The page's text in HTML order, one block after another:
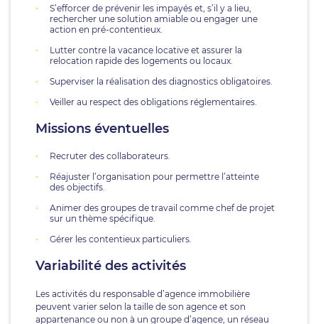
S’efforcer de prévenir les impayés et, s’il y a lieu,
rechercher une solution amiable ou engager une
action en pré-contentieux.
Lutter contre la vacance locative et assurer la
relocation rapide des logements ou locaux.
Superviser la réalisation des diagnostics obligatoires.
Veiller au respect des obligations réglementaires.
Missions éventuelles
Recruter des collaborateurs.
Réajuster l’organisation pour permettre l’atteinte
des objectifs.
Animer des groupes de travail comme chef de projet
sur un thème spécifique.
Gérer les contentieux particuliers.
Variabilité des activités
Les activités du responsable d’agence immobilière
peuvent varier selon la taille de son agence et son
appartenance ou non à un groupe d’agence, un réseau